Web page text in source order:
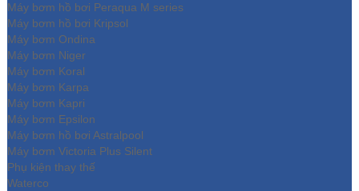
Máy bơm hồ bơi Peraqua M series
Máy bơm hồ bơi Kripsol
Máy bơm Ondina
Máy bơm Niger
Máy bơm Koral
Máy bơm Karpa
Máy bơm Kapri
Máy bơm Epsilon
Máy bơm hồ bơi Astralpool
Máy bơm Victoria Plus Silent
Phụ kiện thay thế
Waterco